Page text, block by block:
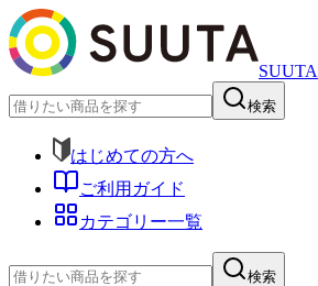
SUUTA
検索
はじめての方へ
ご利用ガイド
カテゴリー一覧
検索